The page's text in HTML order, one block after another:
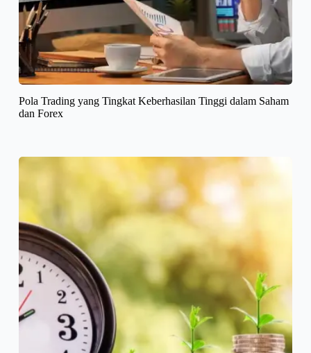
Pola Trading yang Tingkat Keberhasilan Tinggi dalam Saham
dan Forex